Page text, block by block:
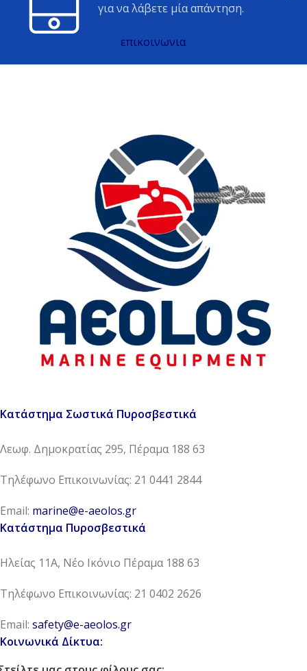
για να λάβετε μία απάντηση.
επικοινωνια
Κατάστημα Σωστικά Πυροσβεστικά
Λεωφ. Δημοκρατίας 295, Πέραμα 188 63
Τηλέφωνο Επικοινωνίας: 21 0441 2844
Email: marine@e-aeolos.gr
Κατάστημα Πυροσβεστικά
Ηλείας 11Α, Νέο Ικόνιο Πέραμα 188 63
Τηλέφωνο Επικοινωνίας: 21 0402 2626
Email: safety@e-aeolos.gr
Κοινωνικά Δίκτυα: